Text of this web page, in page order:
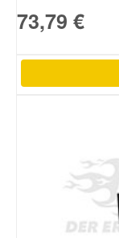
73,79 €